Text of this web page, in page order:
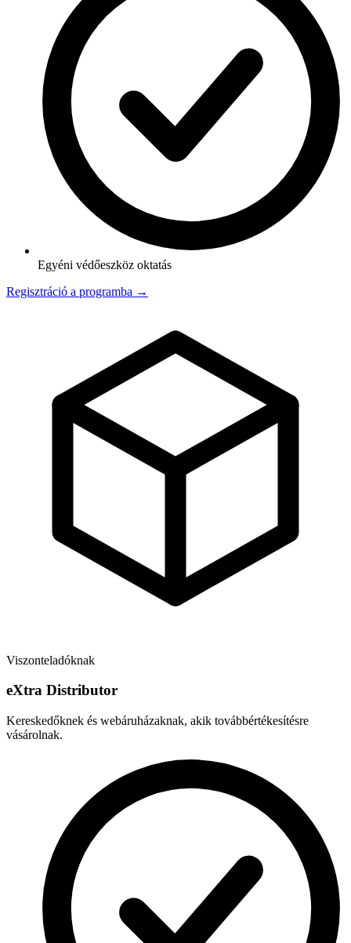
Egyéni védőeszköz oktatás
Regisztráció a programba →
Viszonteladóknak
eXtra Distributor
Kereskedőknek és webáruházaknak, akik továbbértékesítésre
vásárolnak.